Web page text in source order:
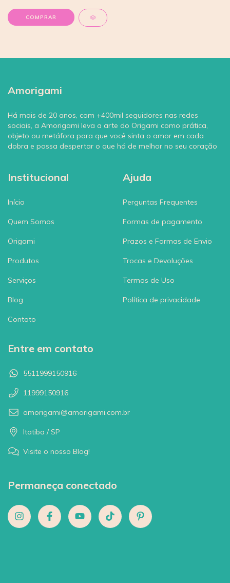
Amorigami
Há mais de 20 anos, com +400mil seguidores nas redes
sociais, a Amorigami leva a arte do Origami como prática,
objeto ou metáfora para que você sinta o amor em cada
dobra e possa despertar o que há de melhor no seu coração
Institucional
Início
Quem Somos
Origami
Produtos
Serviços
Blog
Contato
Ajuda
Perguntas Frequentes
Formas de pagamento
Prazos e Formas de Envio
Trocas e Devoluções
Termos de Uso
Política de privacidade
Entre em contato
5511999150916
11999150916
amorigami@amorigami.com.br
Itatiba / SP
Visite o nosso Blog!
Permaneça conectado